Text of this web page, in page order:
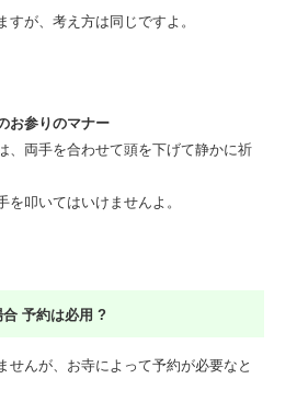
が、考え方は同じですよ。
お参りのマナー
、両手を合わせて頭を下げて静かに祈
を叩いてはいけませんよ。
合 予約は必用 ?
せんが、お寺によって予約が必要なと